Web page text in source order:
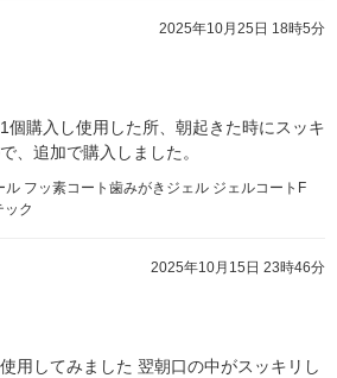
2025年10月25日 18時5分
個購入し使用した所、朝起きた時にスッキ
、追加で購入しました。
フッ素コート歯みがきジェル ジェルコートF
ク
2025年10月15日 23時46分
用してみました 翌朝口の中がスッキリし